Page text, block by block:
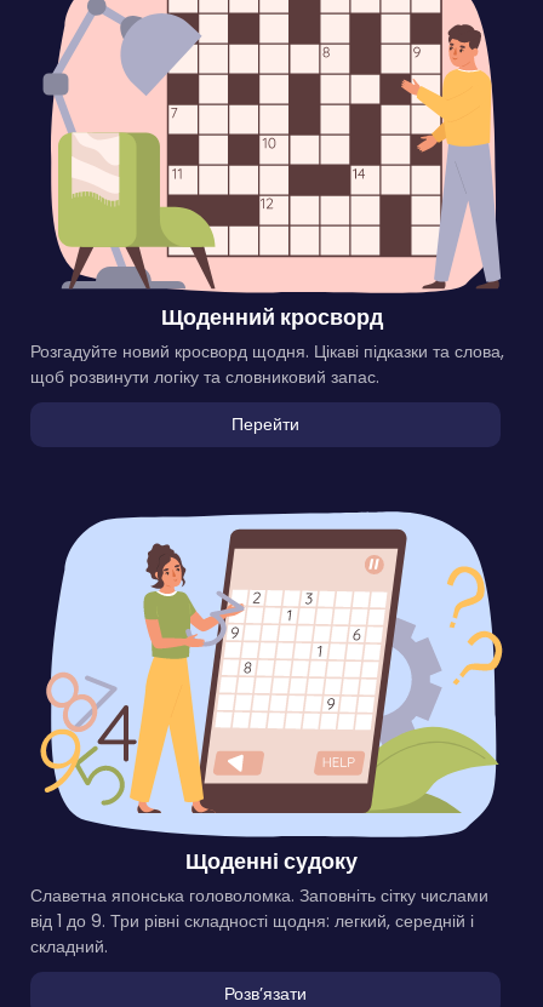
Щоденний кросворд
Розгадуйте новий кросворд щодня. Цікаві підказки та слова,
щоб розвинути логіку та словниковий запас.
Перейти
Щоденні судоку
Славетна японська головоломка. Заповніть сітку числами
від 1 до 9. Три рівні складності щодня: легкий, середній і
складний.
Розвʼязати